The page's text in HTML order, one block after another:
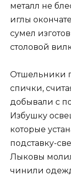
металл не
иглы
сумел
столовой
Отшельники
спички,
добывали с
Избушку
которые
подставку-
Лыковы
чинили